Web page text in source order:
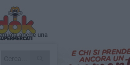
anche una